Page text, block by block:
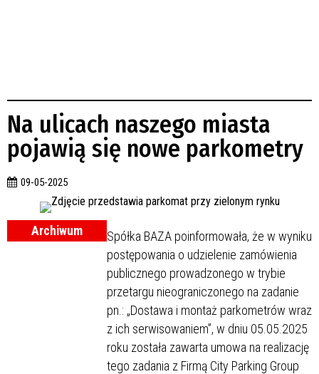
Na ulicach naszego miasta
pojawią się nowe parkometry
09-05-2025
Archiwum
Spółka BAZA poinformowała, że w wyniku
postępowania o udzielenie zamówienia
publicznego prowadzonego w trybie
przetargu nieograniczonego na zadanie
pn.: „Dostawa i montaż parkometrów wraz
z ich serwisowaniem”, w dniu 05.05.2025
roku została zawarta umowa na realizację
tego zadania z Firmą City Parking Group